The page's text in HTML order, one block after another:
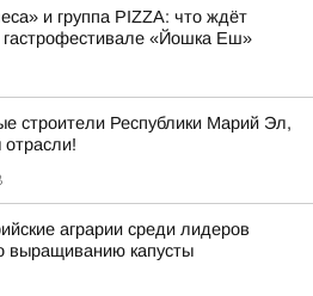
и группа PIZZA: что ждёт
гастрофестивале «Йошка Еш»
строители Республики Марий Эл,
отрасли!
аграрии среди лидеров
выращиванию капусты